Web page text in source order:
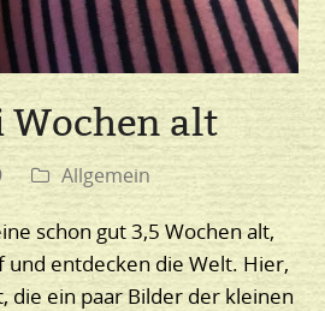
Wochen alt
Allgemein
schon gut 3,5 Wochen alt,
und entdecken die Welt. Hier,
die ein paar Bilder der kleinen